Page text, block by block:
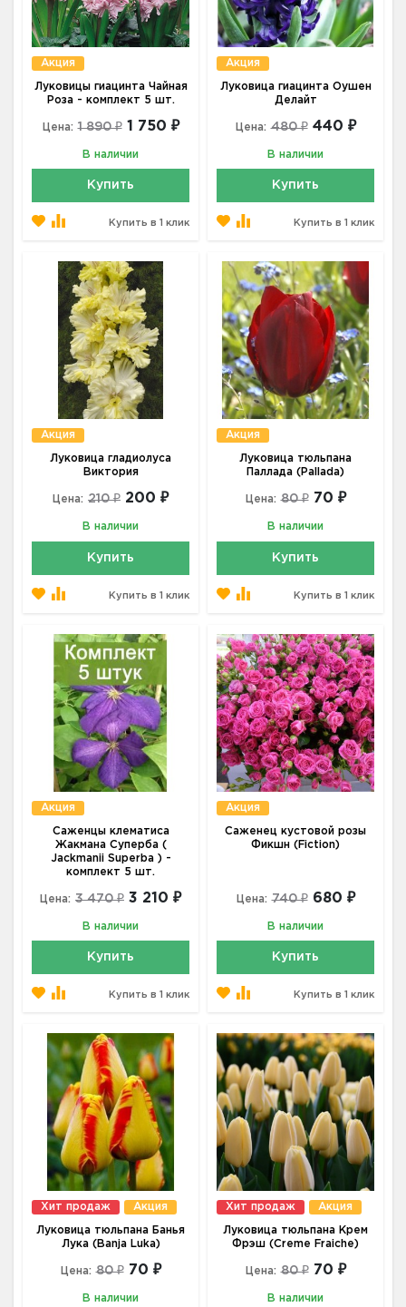
Акция
Луковицы гиацинта Чайная
Роза - комплект 5 шт.
Цена: 1 890 ₽ 1 750 ₽
В наличии
Купить
Купить в 1 клик
Акция
Луковица гиацинта Оушен
Делайт
Цена: 480 ₽ 440 ₽
В наличии
Купить
Купить в 1 клик
Акция
Луковица гладиолуса
Виктория
Цена: 210 ₽ 200 ₽
В наличии
Купить
Купить в 1 клик
Акция
Луковица тюльпана
Паллада (Pallada)
Цена: 80 ₽ 70 ₽
В наличии
Купить
Купить в 1 клик
Акция
Саженцы клематиса
Жакмана Суперба (
Jackmanii Superba ) -
комплект 5 шт.
Цена: 3 470 ₽ 3 210 ₽
В наличии
Купить
Купить в 1 клик
Акция
Саженец кустовой розы
Фикшн (Fiction)
Цена: 740 ₽ 680 ₽
В наличии
Купить
Купить в 1 клик
Хит продаж Акция
Луковица тюльпана Банья
Лука (Banja Luka)
Цена: 80 ₽ 70 ₽
В наличии
Хит продаж Акция
Луковица тюльпана Крем
Фрэш (Creme Fraiche)
Цена: 80 ₽ 70 ₽
В наличии